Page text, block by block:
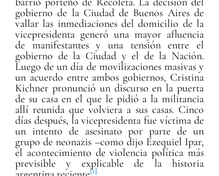
gobierno de la Ciudad de Buenos Aires de
vallar las inmediaciones del domicilio de la
vicepresidenta generó una mayor afluencia
de manifestantes y una tensión entre el
gobierno de la Ciudad y el de la Nación.
Luego de un día de movilizaciones masivas y
un acuerdo entre ambos gobiernos, Cristina
Kichner pronunció un discurso en la puerta
de su casa en el que le pidió a la militancia
allí reunida que volviera a sus casas. Cinco
días después, la vicepresidenta fue víctima de
un intento de asesinato por parte de un
grupo de neonazis –como dijo Ezequiel Ipar,
el acontecimiento de violencia política más
previsible y explicable de la historia
[1]